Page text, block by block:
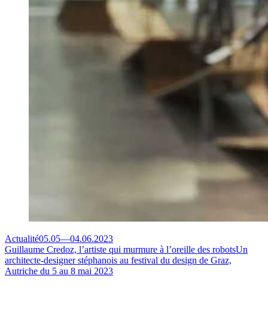
Actualité05.05—04.06.2023
Guillaume Credoz, l’artiste qui murmure à l’oreille des robotsUn
architecte-designer stéphanois au festival du design de Graz,
Autriche du 5 au 8 mai 2023